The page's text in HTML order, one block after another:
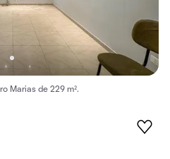
Marias de 229 m².